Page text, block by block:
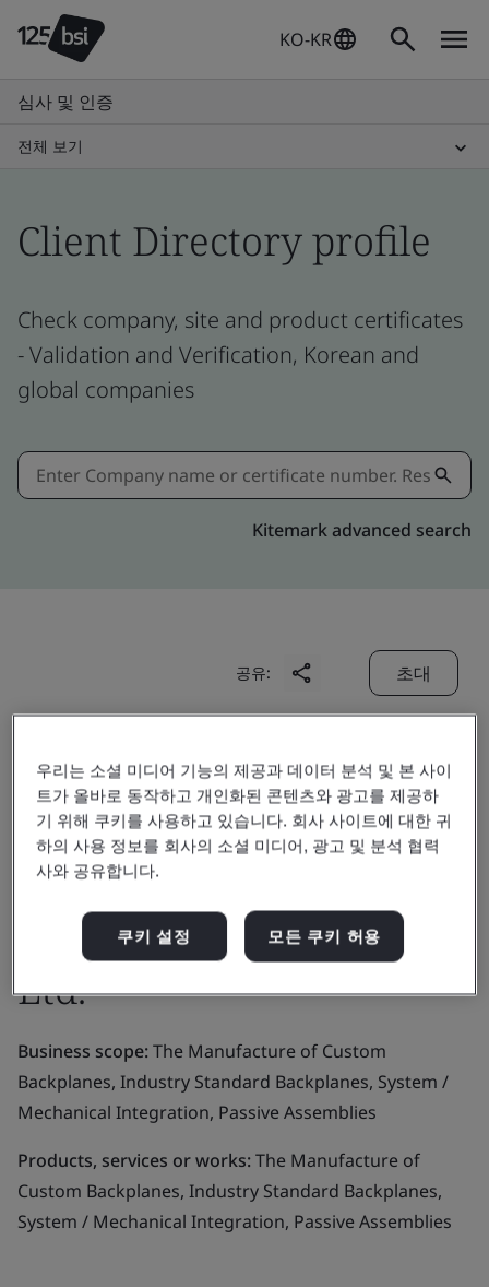
KO-KR
심사 및 인증
전체 보기
Client Directory profile
Check company, site and product certificates
- Validation and Verification, Korean and
global companies
Kitemark advanced search
공유: 초대
Amphenol (ChangZhou)
Connector Systems Co.,
Ltd.
Business scope:The Manufacture of Custom
Backplanes, Industry Standard Backplanes, System /
Mechanical Integration, Passive Assemblies
Products, services or works:The Manufacture of
Custom Backplanes, Industry Standard Backplanes,
System / Mechanical Integration, Passive Assemblies
우리는 소셜 미디어 기능의 제공과 데이터 분석 및 본 사이
트가 올바로 동작하고 개인화된 콘텐츠와 광고를 제공하
기 위해 쿠키를 사용하고 있습니다. 회사 사이트에 대한 귀
하의 사용 정보를 회사의 소셜 미디어, 광고 및 분석 협력
사와 공유합니다.
쿠키 설정 모든 쿠키 허용